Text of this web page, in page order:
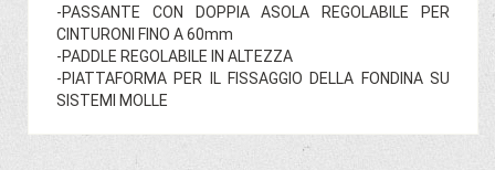
-PASSANTE CON DOPPIA ASOLA REGOLABILE PER
CINTURONI FINO A 60mm
-PADDLE REGOLABILE IN ALTEZZA
-PIATTAFORMA PER IL FISSAGGIO DELLA FONDINA SU
SISTEMI MOLLE